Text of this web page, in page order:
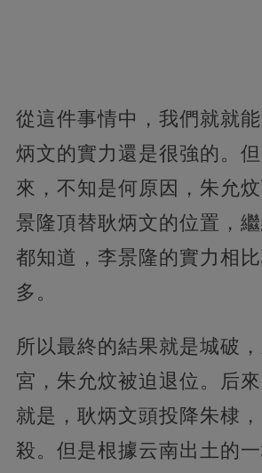
從這件事情中，我們就就
炳文的實力還是很強的。
來，不知是何原因，朱允
景隆頂替耿炳文的位置，
都知道，李景隆的實力相
多。
所以最終的結果就是城破
宮，朱允炆被迫退位。后
就是，耿炳文頭投降朱棣
殺。但是根據云南出土的一